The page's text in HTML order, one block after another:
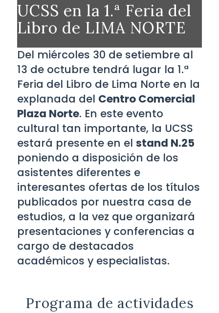
UCSS en la 1.ª Feria del
Libro de LIMA NORTE
Del miércoles 30 de setiembre al
13 de octubre tendrá lugar la 1.ª
Feria del Libro de Lima Norte en la
explanada del Centro Comercial
Plaza Norte. En este evento
cultural tan importante, la UCSS
estará presente en el stand N.25
poniendo a disposición de los
asistentes diferentes e
interesantes ofertas de los títulos
publicados por nuestra casa de
estudios, a la vez que organizará
presentaciones y conferencias a
cargo de destacados
académicos y especialistas.
Programa de actividades